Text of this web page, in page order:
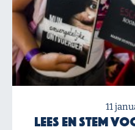
11
Lees en stem